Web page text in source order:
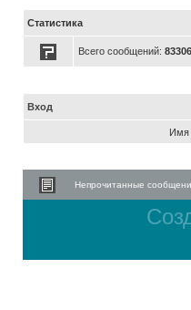
Статистика
Всего сообщений:
Вход
Имя
Непрочитанные